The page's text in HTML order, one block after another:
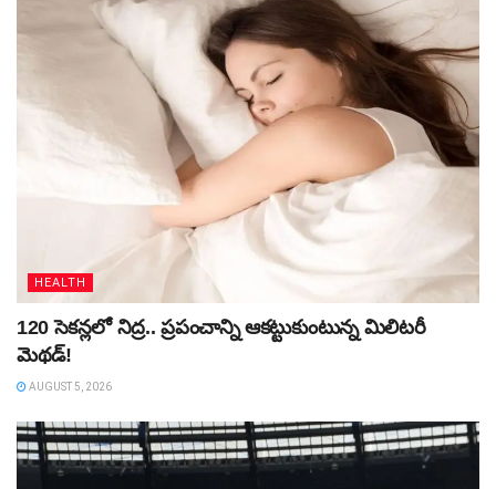
HEALTH
120 సెకన్లలో నిద్ర.. ప్రపంచాన్ని ఆకట్టుకుంటున్న మిలిటరీ
మెథడ్!
AUGUST 5, 2026